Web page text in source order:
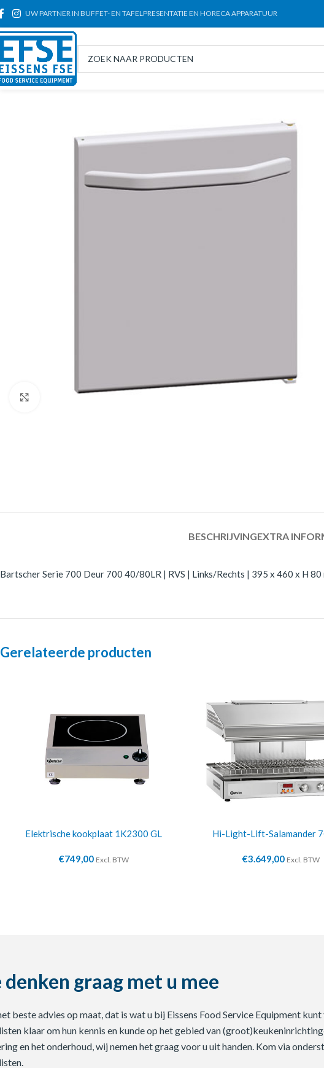
UW PARTNER IN BUFFET- EN TAFELPRESENTATIE EN HORECA APPARATUUR
Click to enlarge
BESCHRIJVINGEXTRA
Bartscher Serie 700 Deur 700 40/80LR | RVS | Links/Rechts | 395 x 460 x H 80
Gerelateerde producten
Elektrische kookplaat 1K2300 GL
€749,00 Excl. BTW
Hi-Light-Lift-Salamander
€3.649,00 Excl. BTW
denken graag met u mee
beste advies op maat, dat is wat u bij Eissens Food Service Equipment
klaar om hun kennis en kunde op het gebied van
en het onderhoud, wij nemen het graag voor u uit handen. Kom via